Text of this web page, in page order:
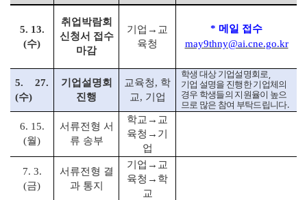
5. 13.
(수)
취업박람회
신청서 접수
마감
기업 → 교
육청
* 메일 접수
may9thny@ai.cne.go.kr
5. 27.
(수)
기업설명회
진행
교육청, 학
교, 기업
학생 대상 기업설명회로
기업 설명을 진행한 기업체의
경우 학생들의 지원율이 높으
므로 많은 참여 부탁드립니다.
6. 15.
(월)
서류전형 서
류 송부
학교 → 교
육청 → 기
업
7. 3.
(금)
서류전형 결
과 통지
기업 → 교
육청 → 학
교